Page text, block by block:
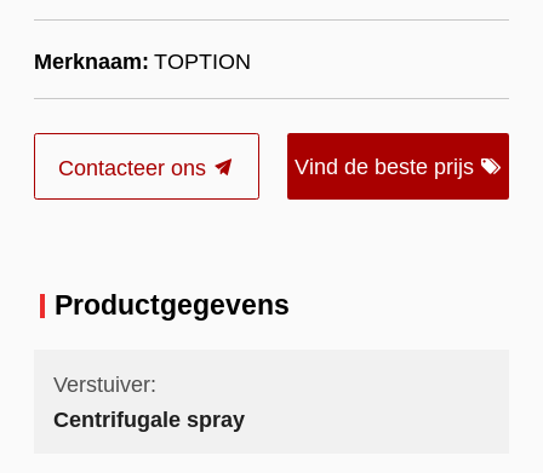
Merknaam: TOPTION
Contacteer ons Vind de beste prijs
Productgegevens
Verstuiver:
Centrifugale spray